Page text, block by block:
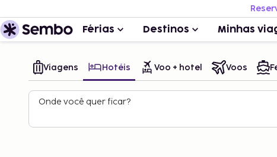
Férias Destinos Minhas
Viagens Hotéis Voo + hotel Voos
Onde você quer ficar?